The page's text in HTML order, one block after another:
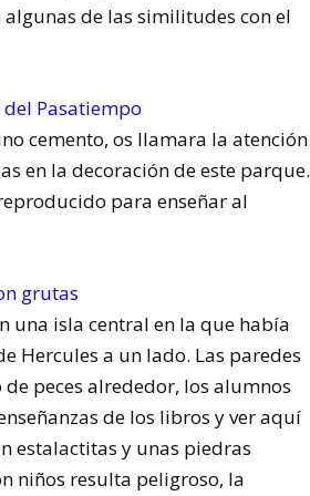
de las similitudes con el
cemento, os llamara la atención
en la decoración de este parque.
para enseñar al
una isla central en la que había
Hercules a un lado. Las paredes
peces alrededor, los alumnos
de los libros y ver aquí
estalactitas y unas piedras
niños resulta peligroso, la